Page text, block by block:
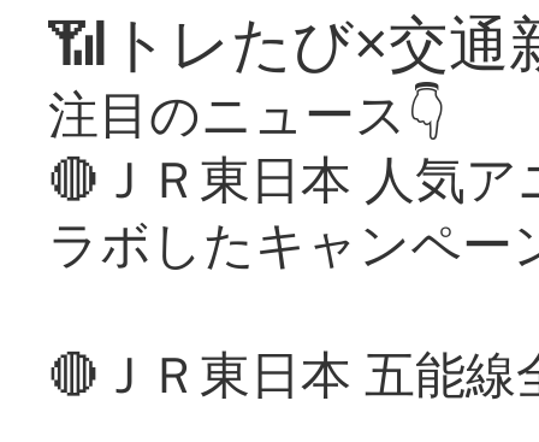
📶トレたび×交通
注目のニュース👇
🔴ＪＲ東日本 人気
ラボしたキャンペー
🔴ＪＲ東日本 五能